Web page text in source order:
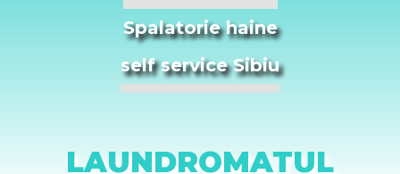
Spalatorie haine
self service Sibiu
LAUNDROMATUL